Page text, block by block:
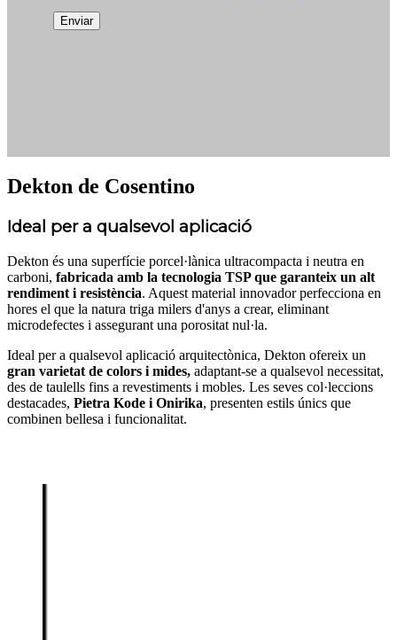
Dekton de Cosentino
Ideal per a qualsevol aplicació
Dekton és una superfície porcel·lànica ultracompacta i neutra en
carboni, fabricada amb la tecnologia TSP que garanteix un alt
rendiment i resistència. Aquest material innovador perfecciona en
hores el que la natura triga milers d'anys a crear, eliminant
microdefectes i assegurant una porositat nul·la.
Ideal per a qualsevol aplicació arquitectònica, Dekton ofereix un
gran varietat de colors i mides, adaptant-se a qualsevol necessitat,
des de taulells fins a revestiments i mobles. Les seves col·leccions
destacades, Pietra Kode i Onirika, presenten estils únics que
combinen bellesa i funcionalitat.